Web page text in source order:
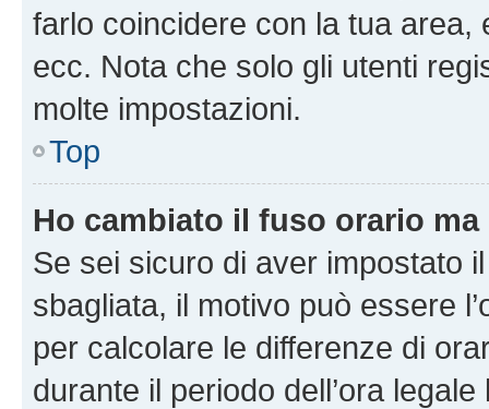
farlo coincidere con la tua area,
ecc. Nota che solo gli utenti
molte impostazioni.
Top
Ho cambiato il fuso orario ma
Se sei sicuro di aver impostato
sbagliata, il motivo può essere
per calcolare le differenze di
durante il periodo dell’ora